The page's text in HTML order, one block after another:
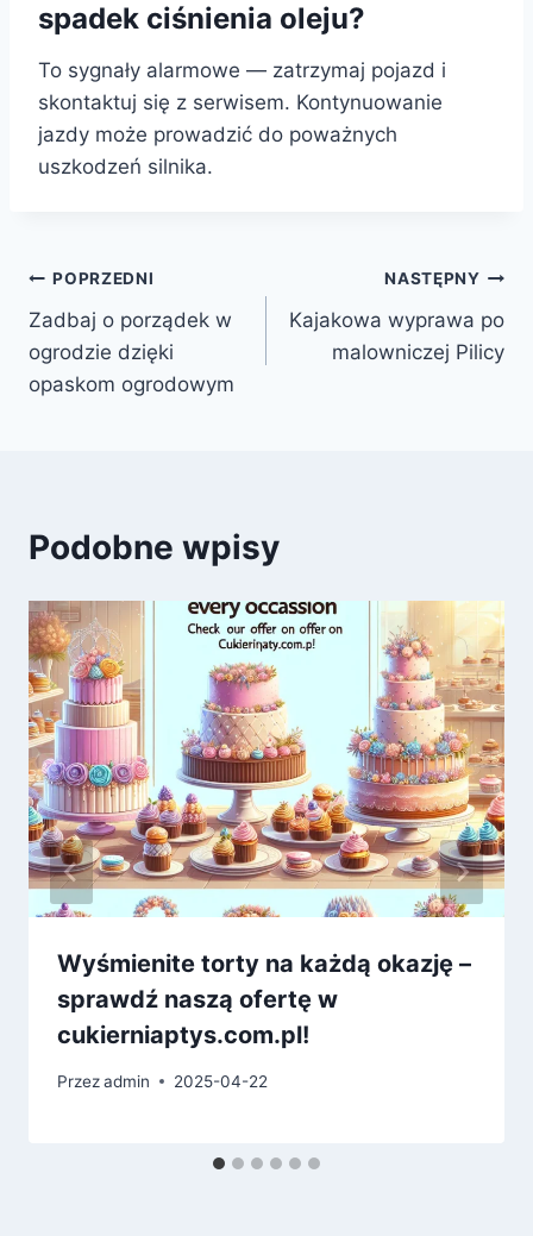
spadek ciśnienia oleju?
To sygnały alarmowe — zatrzymaj pojazd i
skontaktuj się z serwisem. Kontynuowanie
jazdy może prowadzić do poważnych
uszkodzeń silnika.
Nawigacja
wpisu
POPRZEDNI
Zadbaj o porządek w
ogrodzie dzięki
opaskom ogrodowym
NASTĘPNY
Kajakowa wyprawa po
malowniczej Pilicy
Podobne wpisy
Wyśmienite torty na każdą okazję –
sprawdź naszą ofertę w
cukierniaptys.com.pl!
Przezadmin 2025-04-22